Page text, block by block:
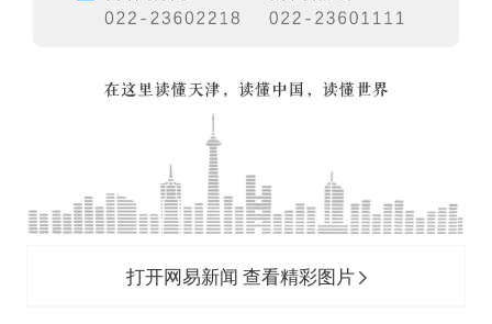
打开网易新闻 查看精彩图片